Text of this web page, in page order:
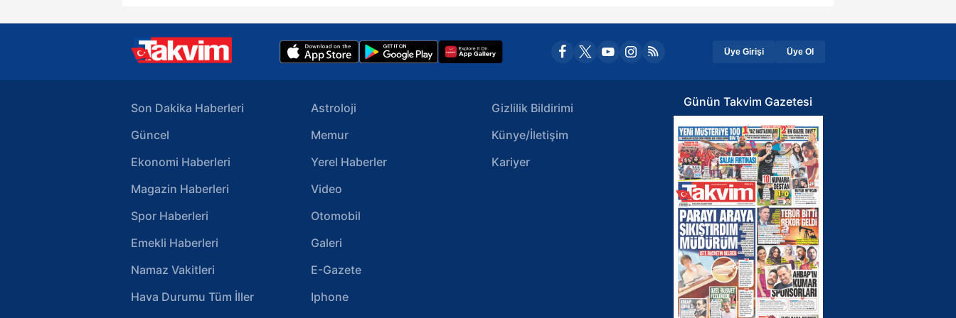
Üye Girişi Üye Ol
Son Dakika Haberleri
Güncel
Ekonomi Haberleri
Magazin Haberleri
Spor Haberleri
Emekli Haberleri
Namaz Vakitleri
Hava Durumu Tüm İller
Astroloji
Memur
Yerel Haberler
Video
Otomobil
Galeri
E-Gazete
Iphone
Gizlilik Bildirimi
Künye/İletişim
Kariyer
Günün Takvim Gazetesi